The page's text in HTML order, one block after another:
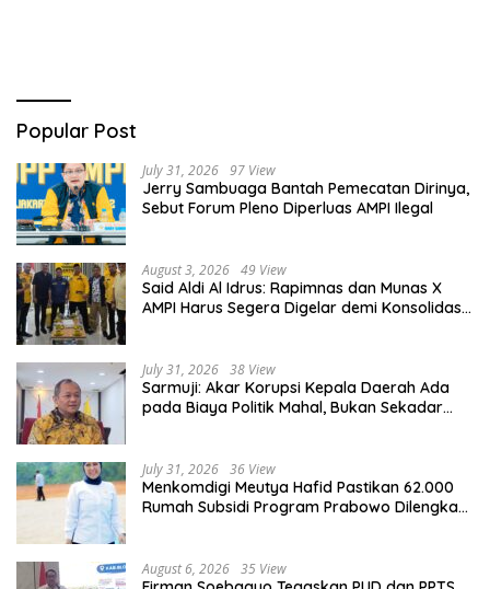
Popular Post
July 31, 2026 97 View
Jerry Sambuaga Bantah Pemecatan Dirinya,
Sebut Forum Pleno Diperluas AMPI Ilegal
August 3, 2026 49 View
Said Aldi Al Idrus: Rapimnas dan Munas X
AMPI Harus Segera Digelar demi Konsolidasi
July 31, 2026 38 View
Sarmuji: Akar Korupsi Kepala Daerah Ada
pada Biaya Politik Mahal, Bukan Sekadar
July 31, 2026 36 View
Menkomdigi Meutya Hafid Pastikan 62.000
Rumah Subsidi Program Prabowo Dilengkapi
August 6, 2026 35 View